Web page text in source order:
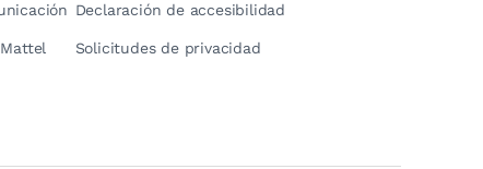
Declaración de accesibilidad
Solicitudes de privacidad